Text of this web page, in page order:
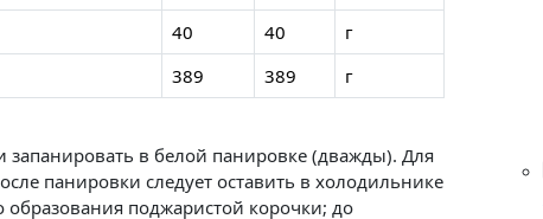
40 40
г
389 389 г
запанировать в белой панировке (дважды). Для
панировки следует оставить в холодильнике
поджаристой корочки; до